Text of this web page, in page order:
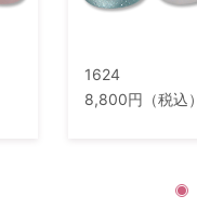
1624
8,800円（税込）